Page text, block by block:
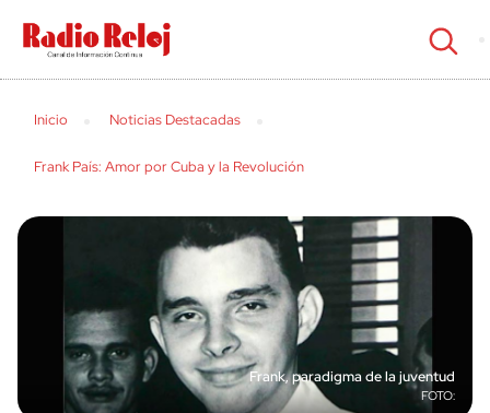
cerrar
Inicio Noticias Destacadas
Frank País: Amor por Cuba y la Revolución
Frank, paradigma de la juventud